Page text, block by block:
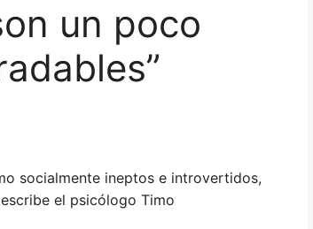
un poco
socialmente ineptos e introvertidos,
escribe el psicólogo Timo